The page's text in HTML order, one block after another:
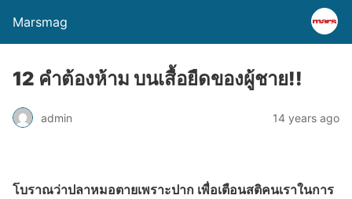
Marsmag
12 คำต้องห้าม บนเสื้อยืดของผู้ชาย!!
admin 14 years ago
โบราณว่าปลาหมอตายเพราะปาก เพื่อเตือนสติคนเราในการ